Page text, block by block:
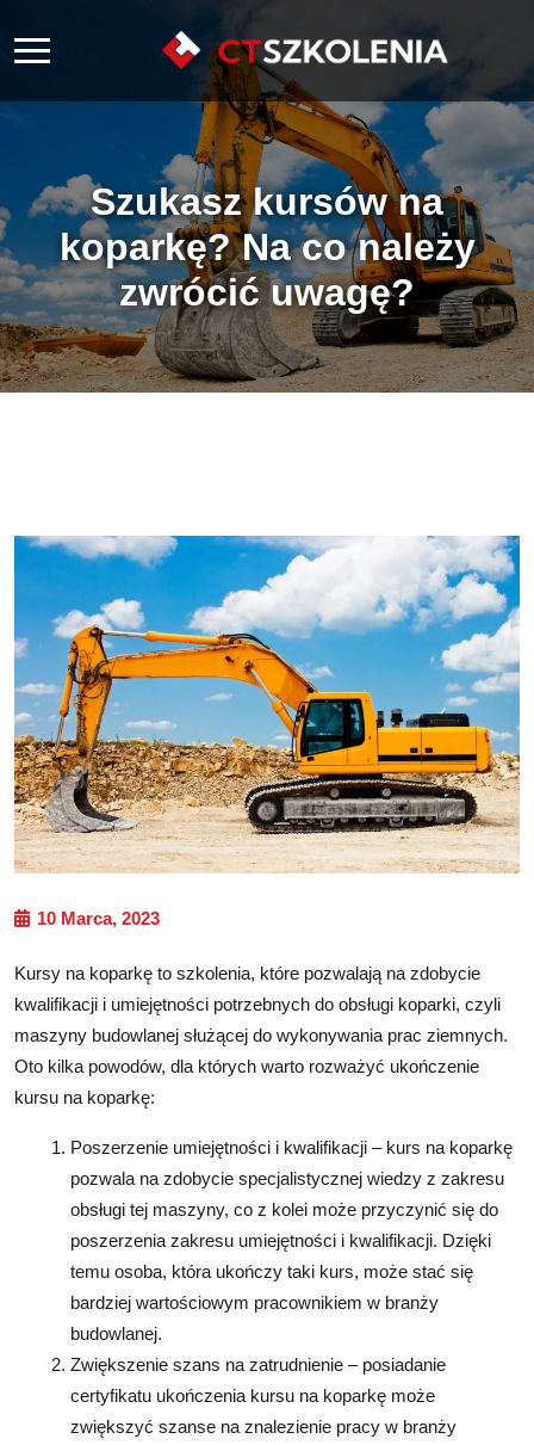
Szukasz kursów na
koparkę? Na co należy
zwrócić uwagę?
10 Marca, 2023
Kursy na koparkę to szkolenia, które pozwalają na zdobycie
kwalifikacji i umiejętności potrzebnych do obsługi koparki, czyli
maszyny budowlanej służącej do wykonywania prac ziemnych.
Oto kilka powodów, dla których warto rozważyć ukończenie
kursu na koparkę:
Poszerzenie umiejętności i kwalifikacji – kurs na koparkę
pozwala na zdobycie specjalistycznej wiedzy z zakresu
obsługi tej maszyny, co z kolei może przyczynić się do
poszerzenia zakresu umiejętności i kwalifikacji. Dzięki
temu osoba, która ukończy taki kurs, może stać się
bardziej wartościowym pracownikiem w branży
budowlanej.
Zwiększenie szans na zatrudnienie – posiadanie
certyfikatu ukończenia kursu na koparkę może
zwiększyć szanse na znalezienie pracy w branży